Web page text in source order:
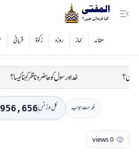
خدا و رسول کو حاضر و ناظر کہنا کیسا؟
فہرست ابواب کل وزٹس956,656